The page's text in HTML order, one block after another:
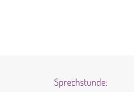
Sprechstunde: